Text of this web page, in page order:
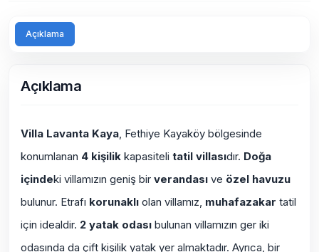
Açıklama
Açıklama
Villa Lavanta Kaya, Fethiye Kayaköy bölgesinde
konumlanan 4 kişilik kapasiteli tatil villasıdır. Doğa
içindeki villamızın geniş bir verandası ve özel havuzu
bulunur. Etrafı korunaklı olan villamız, muhafazakar tatil
için idealdir. 2 yatak odası bulunan villamızın ger iki
odasında da çift kişilik yatak yer almaktadır. Ayrıca, bir